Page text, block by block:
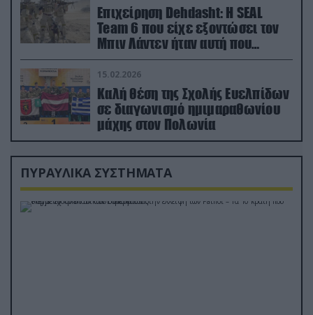
Επιχείρηση Dehdasht: Η SEAL
Team 6 που είχε εξοντώσει τον
Μπιν Λάντεν ήταν αυτή που
διέσωσε τον πιλότο του F-15
15.02.2026
Καλή θέση της Σχολής Ευελπίδων
σε διαγωνισμό ημιμαραθωνίου
μάχης στον Πολωνία
ΠΥΡΑΥΛΙΚΑ ΣΥΣΤΗΜΑΤΑ